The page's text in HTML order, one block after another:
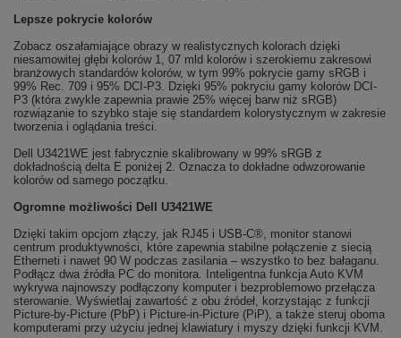
Lepsze pokrycie kolorów
Zobacz oszałamiające obrazy w realistycznych kolorach dzięki
niesamowitej głębi kolorów 1, 07 mld kolorów i szerokiemu zakresowi
branżowych standardów kolorów, w tym 99% pokrycie gamy sRGB i
99% Rec. 709 i 95% DCI-P3. Dzięki 95% pokryciu gamy kolorów DCI-
P3 (która zwykle zapewnia prawie 25% więcej barw niż sRGB)
rozwiązanie to szybko staje się standardem kolorystycznym w zakresie
tworzenia i oglądania treści.
Dell U3421WE jest fabrycznie skalibrowany w 99% sRGB z
dokładnością delta E poniżej 2. Oznacza to dokładne odwzorowanie
kolorów od samego początku.
Ogromne możliwości Dell U3421WE
Dzięki takim opcjom złączy, jak RJ45 i USB-C®, monitor stanowi
centrum produktywności, które zapewnia stabilne połączenie z siecią
Etherneti i nawet 90 W podczas zasilania – wszystko to bez bałaganu.
Podłącz dwa źródła PC do monitora. Inteligentna funkcja Auto KVM
wykrywa najnowszy podłączony komputer i bezproblemowo przełącza
sterowanie. Wyświetlaj zawartość z obu źródeł, korzystając z funkcji
Picture-by-Picture (PbP) i Picture-in-Picture (PiP), a także steruj oboma
komputerami przy użyciu jednej klawiatury i myszy dzięki funkcji KVM.